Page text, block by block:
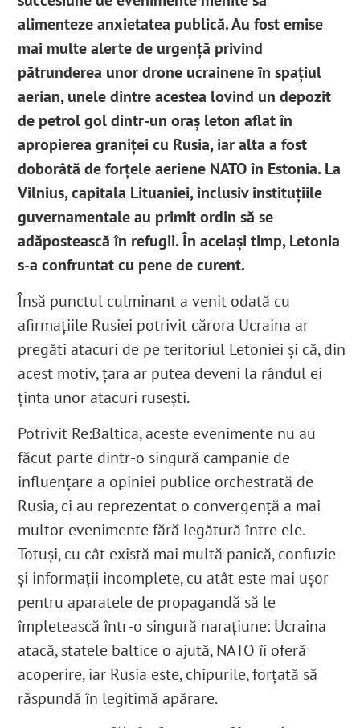
alimenteze anxietatea publică. Au fost emise
mai multe alerte de urgență privind
pătrunderea unor drone ucrainene în spațiul
aerian, unele dintre acestea lovind un depozit
de petrol gol dintr-un oraș leton aflat în
apropierea graniței cu Rusia, iar alta a fost
doborâtă de forțele aeriene NATO în Estonia. La
Vilnius, capitala Lituaniei, inclusiv instituțiile
guvernamentale au primit ordin să se
adăpostească în refugii. În același timp, Letonia
s-a confruntat cu pene de curent.
Însă punctul culminant a venit odată cu
afirmațiile Rusiei potrivit cărora Ucraina ar
pregăti atacuri de pe teritoriul Letoniei și că, din
acest motiv, țara ar putea deveni la rândul ei
ținta unor atacuri rusești.
Potrivit Re:Baltica, aceste evenimente nu au
făcut parte dintr-o singură campanie de
influențare a opiniei publice orchestrată de
Rusia, ci au reprezentat o convergență a mai
multor evenimente fără legătură între ele.
Totuşi, cu cât există mai multă panică, confuzie
și informații incomplete, cu atât este mai ușor
pentru aparatele de propagandă să le
împletească într-o singură narațiune: Ucraina
atacă, statele baltice o ajută, NATO îi oferă
acoperire, iar Rusia este, chipurile, forțată să
răspundă în legitimă apărare.